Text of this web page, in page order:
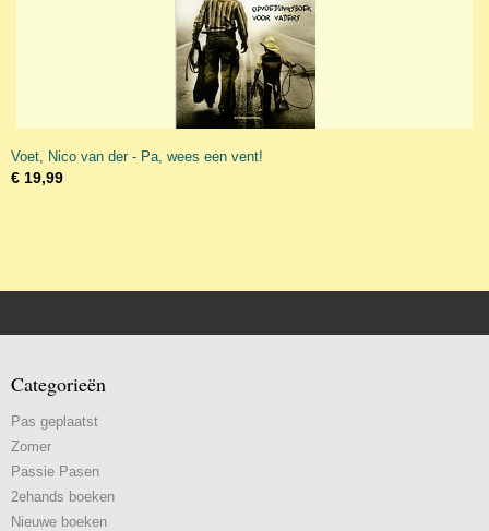
Voet, Nico van der - Pa, wees een vent!
€ 19,99
Categorieën
Pas geplaatst
Zomer
Passie Pasen
2ehands boeken
Nieuwe boeken